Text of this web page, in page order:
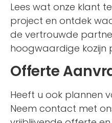
Lees wat onze klant
project en ontdek
de vertrouwde
hoogwaardige kozijn
Offerte
Heeft u ook plannen
Neem contact met